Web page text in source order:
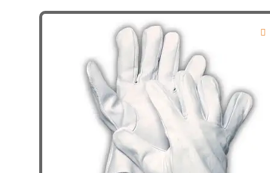
meerdere
variaties.
Deze
optie
kan
gekozen
worden
op
productpagina